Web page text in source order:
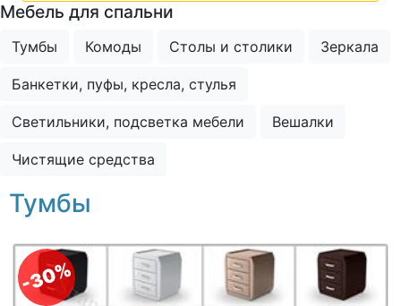
Open submenu (Основания)
Основания
Open submenu (Детские матрасы)
Детские матрасы
Open submenu (Детские кровати)
Детские кровати
Open submenu (Шкафы)
Шкафы
О компании
Контакты
Мебель для спальни
Тумбы Комоды Столы и столики Зеркала
Банкетки, пуфы, кресла, стулья
Светильники, подсветка мебели Вешалки
Чистящие средства
Тумбы
-30%